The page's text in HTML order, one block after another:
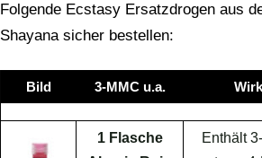
Folgende Ecstasy Ersatzdrogen aus
Shayana sicher bestellen:
Bild 3-MMC u.a.
1 Flasche
Enthält